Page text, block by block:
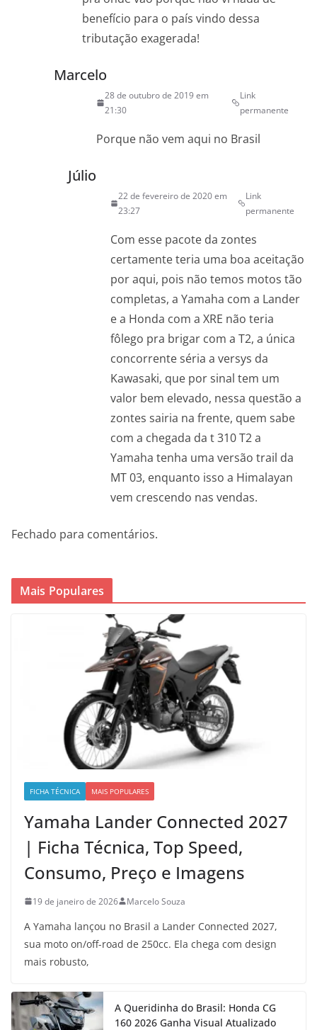
benefício para o país vindo dessa
tributação exagerada!
Marcelo
28 de outubro de 2019 em
21:30
Link
permanente
Porque não vem aqui no Brasil
Júlio
22 de fevereiro de 2020 em
23:27
Link
permanente
Com esse pacote da zontes
certamente teria uma boa aceitação
por aqui, pois não temos motos tão
completas, a Yamaha com a Lander
e a Honda com a XRE não teria
fôlego pra brigar com a T2, a única
concorrente séria a versys da
Kawasaki, que por sinal tem um
valor bem elevado, nessa questão a
zontes sairia na frente, quem sabe
com a chegada da t 310 T2 a
Yamaha tenha uma versão trail da
MT 03, enquanto isso a Himalayan
vem crescendo nas vendas.
Fechado para comentários.
Mais Populares
FICHA TÉCNICA MAIS POPULARES
Yamaha Lander Connected 2027
| Ficha Técnica, Top Speed,
Consumo, Preço e Imagens
19 de janeiro de 2026 Marcelo Souza
A Yamaha lançou no Brasil a Lander Connected 2027,
sua moto on/off-road de 250cc. Ela chega com design
mais robusto,
A Queridinha do Brasil: Honda CG
160 2026 Ganha Visual Atualizado